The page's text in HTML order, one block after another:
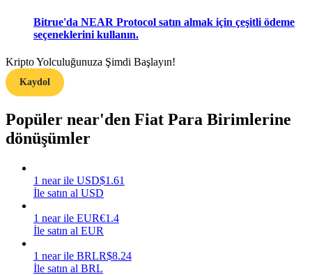
Nasıl kârlı kalabileceğinizi öğrenin
Bitrue'da NEAR Protocol satın almak için çeşitli ödeme
seçeneklerini kullanın.
Kripto Yolculuğunuza Şimdi Başlayın!
Kaydol
Popüler near'den Fiat Para Birimlerine
dönüşümler
1 near ile USD$1.61
İle satın al USD
1 near ile EUR€1.4
İle satın al EUR
1 near ile BRLR$8.24
İle satın al BRL